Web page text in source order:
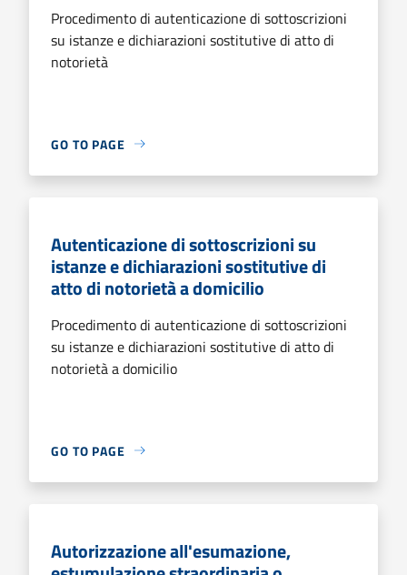
Procedimento di autenticazione di sottoscrizioni
su istanze e dichiarazioni sostitutive di atto di
notorietà
GO TO PAGE
Autenticazione di sottoscrizioni su
istanze e dichiarazioni sostitutive di
atto di notorietà a domicilio
Procedimento di autenticazione di sottoscrizioni
su istanze e dichiarazioni sostitutive di atto di
notorietà a domicilio
GO TO PAGE
Autorizzazione all'esumazione,